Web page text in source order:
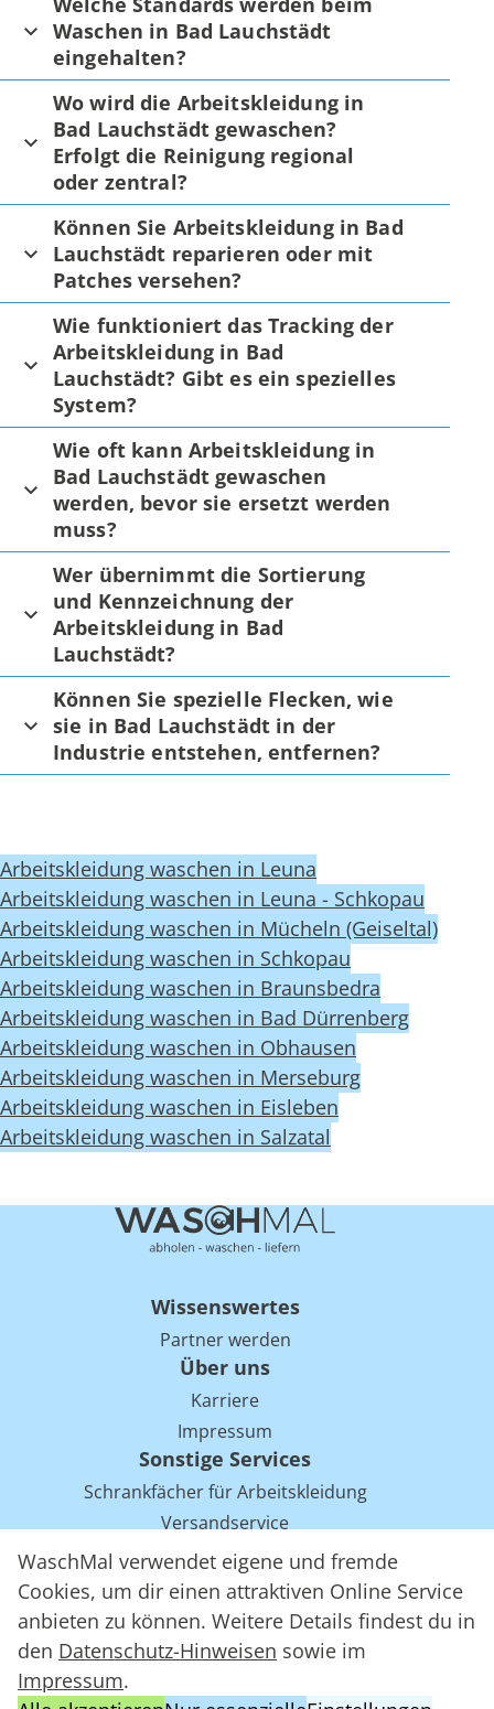
WaschMal verwendet eigene und fremde
Cookies, um dir einen attraktiven Online Service
anbieten zu können. Weitere Details findest du in
den Datenschutz-Hinweisen sowie im
Impressum.
Waschen in Bad Lauchstädt
eingehalten?
Wo wird die Arbeitskleidung in
Bad Lauchstädt gewaschen?
Erfolgt die Reinigung regional
oder zentral?
Können Sie Arbeitskleidung in Bad
Lauchstädt reparieren oder mit
Patches versehen?
Wie funktioniert das Tracking der
Arbeitskleidung in Bad
Lauchstädt? Gibt es ein spezielles
System?
Wie oft kann Arbeitskleidung in
Bad Lauchstädt gewaschen
werden, bevor sie ersetzt werden
muss?
Wer übernimmt die Sortierung
und Kennzeichnung der
Arbeitskleidung in Bad
Lauchstädt?
Können Sie spezielle Flecken, wie
sie in Bad Lauchstädt in der
Industrie entstehen, entfernen?
Arbeitskleidung waschen in Leuna
Arbeitskleidung waschen in Leuna - Schkopau
Arbeitskleidung waschen in Mücheln (Geiseltal)
Arbeitskleidung waschen in Schkopau
Arbeitskleidung waschen in Braunsbedra
Arbeitskleidung waschen in Bad Dürrenberg
Arbeitskleidung waschen in Obhausen
Arbeitskleidung waschen in Merseburg
Arbeitskleidung waschen in Eisleben
Arbeitskleidung waschen in Salzatal
Wissenswertes
Partner werden
Über uns
Karriere
Impressum
Sonstige Services
Schrankfächer für Arbeitskleidung
Versandservice
Einsparpotentiale für Mietwäsche bei Arbeitskleidung
Arbeitskleidung Tracking mit RFID
WaschMal GmbH 2016 – 2026
Datenschutz